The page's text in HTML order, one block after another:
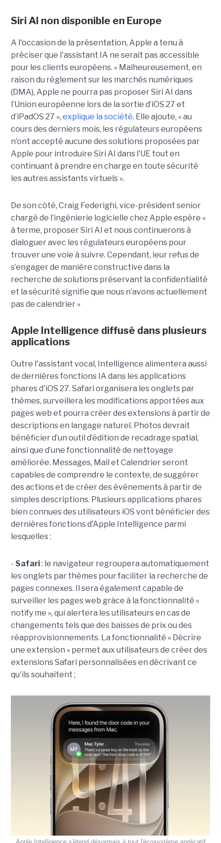
Siri AI non disponible en Europe
A l'occasion de la présentation, Apple a tenu à
préciser que l'assistant IA ne serait pas accessible
pour les clients européens. « Malheureusement, en
raison du réglement sur les marchés numériques
(DMA), Apple ne pourra pas proposer Siri AI dans
l’Union européenne lors de la sortie d’iOS 27 et
d’iPadOS 27 », explique la société. Elle ajoute, « au
cours des derniers mois, les régulateurs européens
n’ont accepté aucune des solutions proposées par
Apple pour introduire Siri AI dans l’UE tout en
continuant à prendre en charge en toute sécurité
les autres assistants virtuels ».
De son côté, Craig Federighi, vice-président senior
chargé de l’ingénierie logicielle chez Apple espère «
à terme, proposer Siri AI et nous continuerons à
dialoguer avec les régulateurs européens pour
trouver une voie à suivre. Cependant, leur refus de
s’engager de manière constructive dans la
recherche de solutions préservant la confidentialité
et la sécurité signifie que nous n’avons actuellement
pas de calendrier »
Apple Intelligence diffusé dans plusieurs
applications
Outre l'assistant vocal, Intelligence alimentera aussi
de dernières fonctions IA dans les applications
phares d'iOS 27. Safari organisera les onglets par
thèmes, surveillera les modifications apportées aux
pages web et pourra créer des extensions à partir de
descriptions en langage naturel. Photos devrait
bénéficier d’un outil d’édition de recadrage spatial,
ainsi que d’une fonctionnalité de nettoyage
améliorée. Messages, Mail et Calendrier seront
capables de comprendre le contexte, de suggérer
des actions et de créer des événements à partir de
simples descriptions. Plusieurs applications phares
bien connues des utilisateurs iOS vont bénéficier des
dernières fonctions d'Apple Intelligence parmi
lesquelles :
- Safari: le navigateur regroupera automatiquement
les onglets par thèmes pour faciliter la recherche de
pages connexes. Il sera également capable de
surveiller les pages web grâce à la fonctionnalité «
notify me », qui alertera les utilisateurs en cas de
changements tels que des baisses de prix ou des
réapprovisionnements. La fonctionnalité « Décrire
une extension » permet aux utilisateurs de créer des
extensions Safari personnalisées en décrivant ce
qu'ils souhaitent ;